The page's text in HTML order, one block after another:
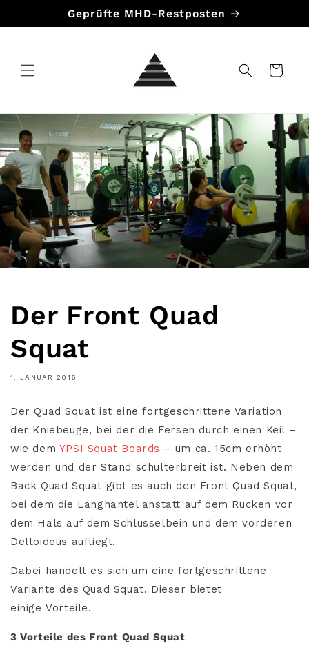
Inhalt
Geprüfte MHD-Restposten
Warenkorb
Der Front Quad
Squat
1. JANUAR 2016
Der Quad Squat ist eine fortgeschrittene Variation
der Kniebeuge, bei der die Fersen durch einen Keil –
wie dem YPSI Squat Boards – um ca. 15cm erhöht
werden und der Stand schulterbreit ist. Neben dem
Back Quad Squat gibt es auch den Front Quad Squat,
bei dem die Langhantel anstatt auf dem Rücken vor
dem Hals auf dem Schlüsselbein und dem vorderen
Deltoideus aufliegt.
Dabei handelt es sich um eine fortgeschrittene
Variante des Quad Squat. Dieser bietet
einige Vorteile.
3 Vorteile des Front Quad Squat